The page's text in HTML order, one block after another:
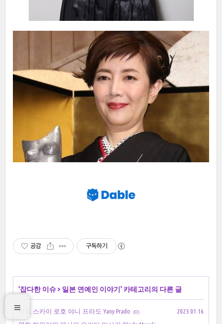
공감 구독하기
'잡다한 이슈> 일본 연예인 이야기 ' 카테고리의 다른 글
미드 스카이 로호 야니 프라도 Yany Prado (0)
2023.01.16